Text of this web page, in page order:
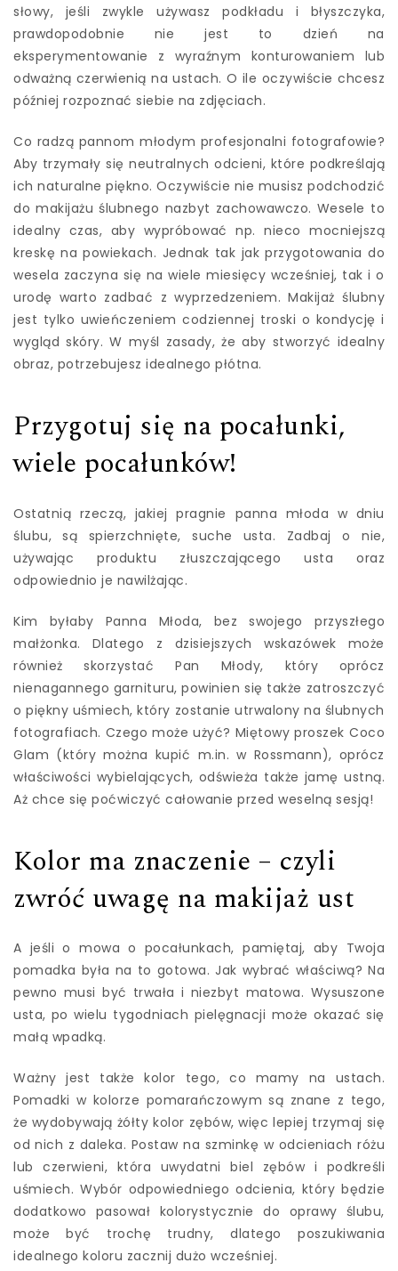
słowy, jeśli zwykle używasz podkładu i błyszczyka,
prawdopodobnie nie jest to dzień na
eksperymentowanie z wyraźnym konturowaniem lub
odważną czerwienią na ustach. O ile oczywiście chcesz
później rozpoznać siebie na zdjęciach.
Co radzą pannom młodym profesjonalni fotografowie?
Aby trzymały się neutralnych odcieni, które podkreślają
ich naturalne piękno. Oczywiście nie musisz podchodzić
do makijażu ślubnego nazbyt zachowawczo. Wesele to
idealny czas, aby wypróbować np. nieco mocniejszą
kreskę na powiekach. Jednak tak jak przygotowania do
wesela zaczyna się na wiele miesięcy wcześniej, tak i o
urodę warto zadbać z wyprzedzeniem. Makijaż ślubny
jest tylko uwieńczeniem codziennej troski o kondycję i
wygląd skóry. W myśl zasady, że aby stworzyć idealny
obraz, potrzebujesz idealnego płótna.
Przygotuj się na pocałunki,
wiele pocałunków!
Ostatnią rzeczą, jakiej pragnie panna młoda w dniu
ślubu, są spierzchnięte, suche usta. Zadbaj o nie,
używając produktu złuszczającego usta oraz
odpowiednio je nawilżając.
Kim byłaby Panna Młoda, bez swojego przyszłego
małżonka. Dlatego z dzisiejszych wskazówek może
również skorzystać Pan Młody, który oprócz
nienagannego garnituru, powinien się także zatroszczyć
o piękny uśmiech, który zostanie utrwalony na ślubnych
fotografiach. Czego może użyć? Miętowy proszek Coco
Glam (który można kupić m.in. w Rossmann), oprócz
właściwości wybielających, odświeża także jamę ustną.
Aż chce się poćwiczyć całowanie przed weselną sesją!
Kolor ma znaczenie – czyli
zwróć uwagę na makijaż ust
A jeśli o mowa o pocałunkach, pamiętaj, aby Twoja
pomadka była na to gotowa. Jak wybrać właściwą? Na
pewno musi być trwała i niezbyt matowa. Wysuszone
usta, po wielu tygodniach pielęgnacji może okazać się
małą wpadką.
Ważny jest także kolor tego, co mamy na ustach.
Pomadki w kolorze pomarańczowym są znane z tego,
że wydobywają żółty kolor zębów, więc lepiej trzymaj się
od nich z daleka. Postaw na szminkę w odcieniach różu
lub czerwieni, która uwydatni biel zębów i podkreśli
uśmiech. Wybór odpowiedniego odcienia, który będzie
dodatkowo pasował kolorystycznie do oprawy ślubu,
może być trochę trudny, dlatego poszukiwania
idealnego koloru zacznij dużo wcześniej.